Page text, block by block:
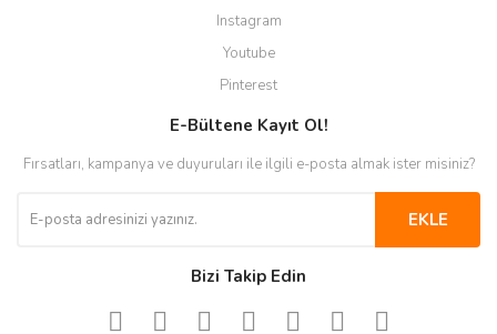
Instagram
Youtube
Pinterest
E-Bültene Kayıt Ol!
Fırsatları, kampanya ve duyuruları ile ilgili e-posta almak ister misiniz?
EKLE
Bizi Takip Edin